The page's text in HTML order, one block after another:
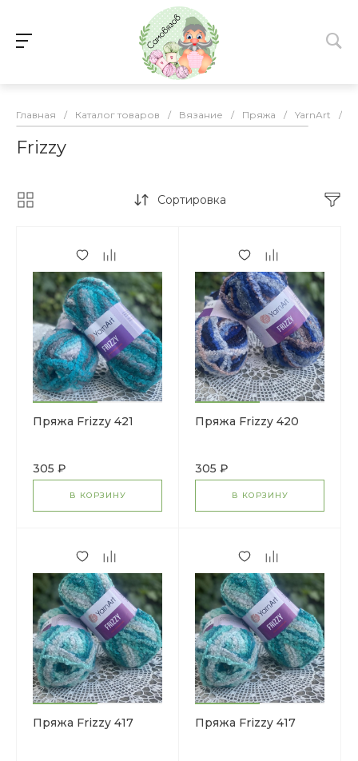
Главная / Каталог товаров / Вязание / Пряжа / YarnArt /
Frizzy
Сортировка
Пряжа Frizzy 421
305 ₽
В КОРЗИНУ
Пряжа Frizzy 420
305 ₽
В КОРЗИНУ
Пряжа Frizzy 417 Пряжа Frizzy 417